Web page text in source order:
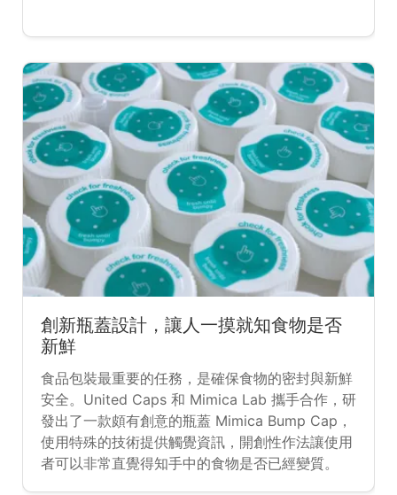
創新瓶蓋設計，讓人一摸就知食物是否
新鮮
食品包裝最重要的任務，是確保食物的密封與新鮮
安全。United Caps 和 Mimica Lab 攜手合作，研
發出了一款頗有創意的瓶蓋 Mimica Bump Cap，
使用特殊的技術提供觸覺資訊，開創性作法讓使用
者可以非常直覺得知手中的食物是否已經變質。